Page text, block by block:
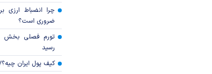
چرا انضباط ارزی
ضروری است؟
رسید
کیف پول ایران